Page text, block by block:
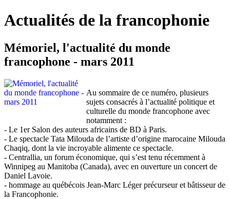
Actualités de la francophonie
Mémoriel, l'actualité du monde
francophone - mars 2011
Au sommaire de ce numéro, plusieurs
sujets consacrés à l’actualité politique et
culturelle du monde francophone avec
notamment :
- Le 1er Salon des auteurs africains de BD à Paris.
- Le spectacle Tata Milouda de l’artiste d’origine marocaine Milouda
Chaqiq, dont la vie incroyable alimente ce spectacle.
- Centrallia, un forum économique, qui s’est tenu récemment à
Winnipeg au Manitoba (Canada), avec en ouverture un concert de
Daniel Lavoie.
- hommage au québécois Jean-Marc Léger précurseur et bâtisseur de
la Francophonie.